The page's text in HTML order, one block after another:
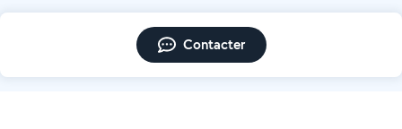
Contacter